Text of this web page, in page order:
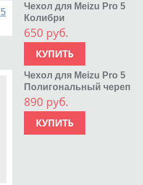
Чехол для Meizu Pro 5
Колибри
650 руб.
КУПИТЬ
Чехол для Meizu Pro 5
Полигональный череп
890 руб.
КУПИТЬ